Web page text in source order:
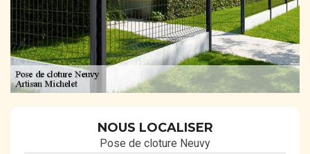
NOUS LOCALISER
Pose de cloture Neuvy